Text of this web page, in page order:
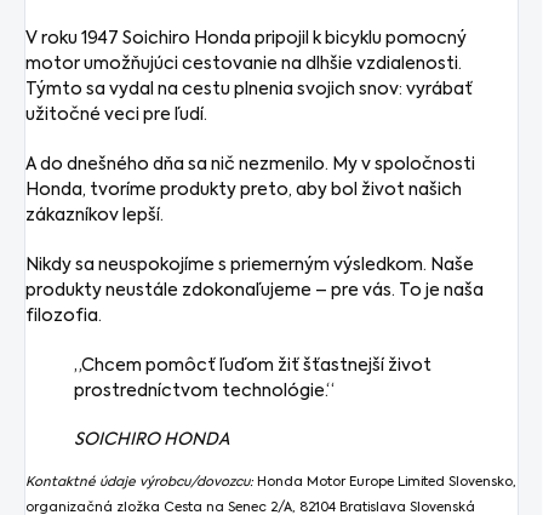
V roku 1947 Soichiro Honda pripojil k bicyklu pomocný
motor umožňujúci cestovanie na dlhšie vzdialenosti.
Týmto sa vydal na cestu plnenia svojich snov: vyrábať
užitočné veci pre ľudí.
A do dnešného dňa sa nič nezmenilo. My v spoločnosti
Honda, tvoríme produkty preto, aby bol život našich
zákazníkov lepší.
Nikdy sa neuspokojíme s priemerným výsledkom. Naše
produkty neustále zdokonaľujeme – pre vás. To je naša
filozofia.
„Chcem pomôcť ľuďom žiť šťastnejší život
prostredníctvom technológie.“
SOICHIRO HONDA
Kontaktné údaje výrobcu/dovozcu: Honda Motor Europe Limited Slovensko,
organizačná zložka Cesta na Senec 2/A, 82104 Bratislava Slovenská